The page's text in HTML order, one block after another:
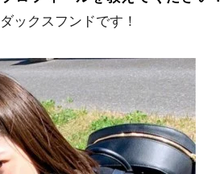
ックスフンドです！